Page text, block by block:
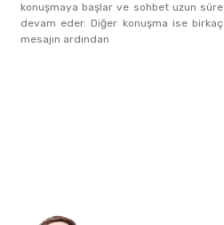
konuşmaya başlar ve sohbet uzun süre
devam eder. Diğer konuşma ise birkaç
mesajın ardından